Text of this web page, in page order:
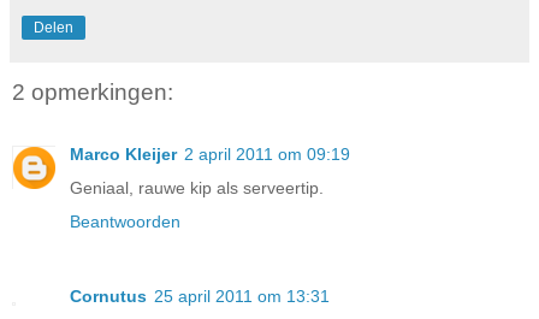
Delen
2 opmerkingen:
Marco Kleijer 2 april 2011 om 09:19
Geniaal, rauwe kip als serveertip.
Beantwoorden
Cornutus 25 april 2011 om 13:31